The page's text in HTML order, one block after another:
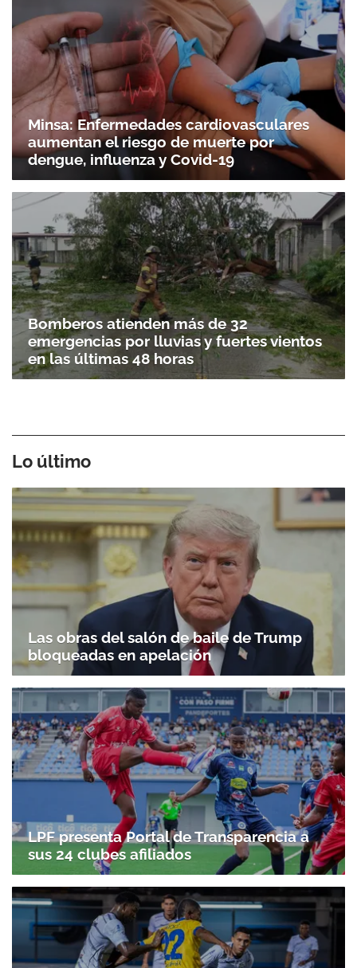
Minsa: Enfermedades cardiovasculares
aumentan el riesgo de muerte por
dengue, influenza y Covid-19
Bomberos atienden más de 32
emergencias por lluvias y fuertes vientos
en las últimas 48 horas
Lo último
Las obras del salón de baile de Trump
bloqueadas en apelación
LPF presenta Portal de Transparencia a
sus 24 clubes afiliados